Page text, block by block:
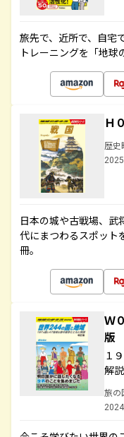
旅先で、近所で、自宅
トレーニングを「地
Ｈ
歴史
日本の城や古戦場、武
代にまつわるスポット
冊。
Ｗ
版
１
解説
旅の